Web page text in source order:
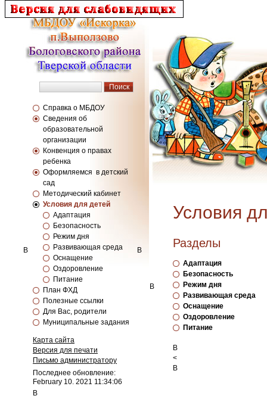
В
Справка о МБДОУ
Сведения об
образовательной
организации
Конвенция о правах
ребенка
Оформляемся в детский
сад
Методический кабинет
Условия для детей
Адаптация
Безопасность
Режим дня
Развивающая среда
Оснащение
Оздоровление
Питание
План ФХД
Полезные ссылки
Для Вас, родители
Муниципальные задания
Карта сайта
Версия для печати
Письмо администратору
Последнее обновление:
February 10. 2021 11:34:06
В
В
В
Условия
Разделы
Адаптация
Безопасность
Режим дня
Развивающая среда
Оснащение
Оздоровление
Питание
В
<
В